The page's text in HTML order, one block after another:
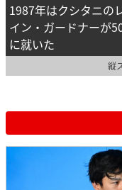
1987年はクシタニの
イン・ガードナーが
に就いた
縦